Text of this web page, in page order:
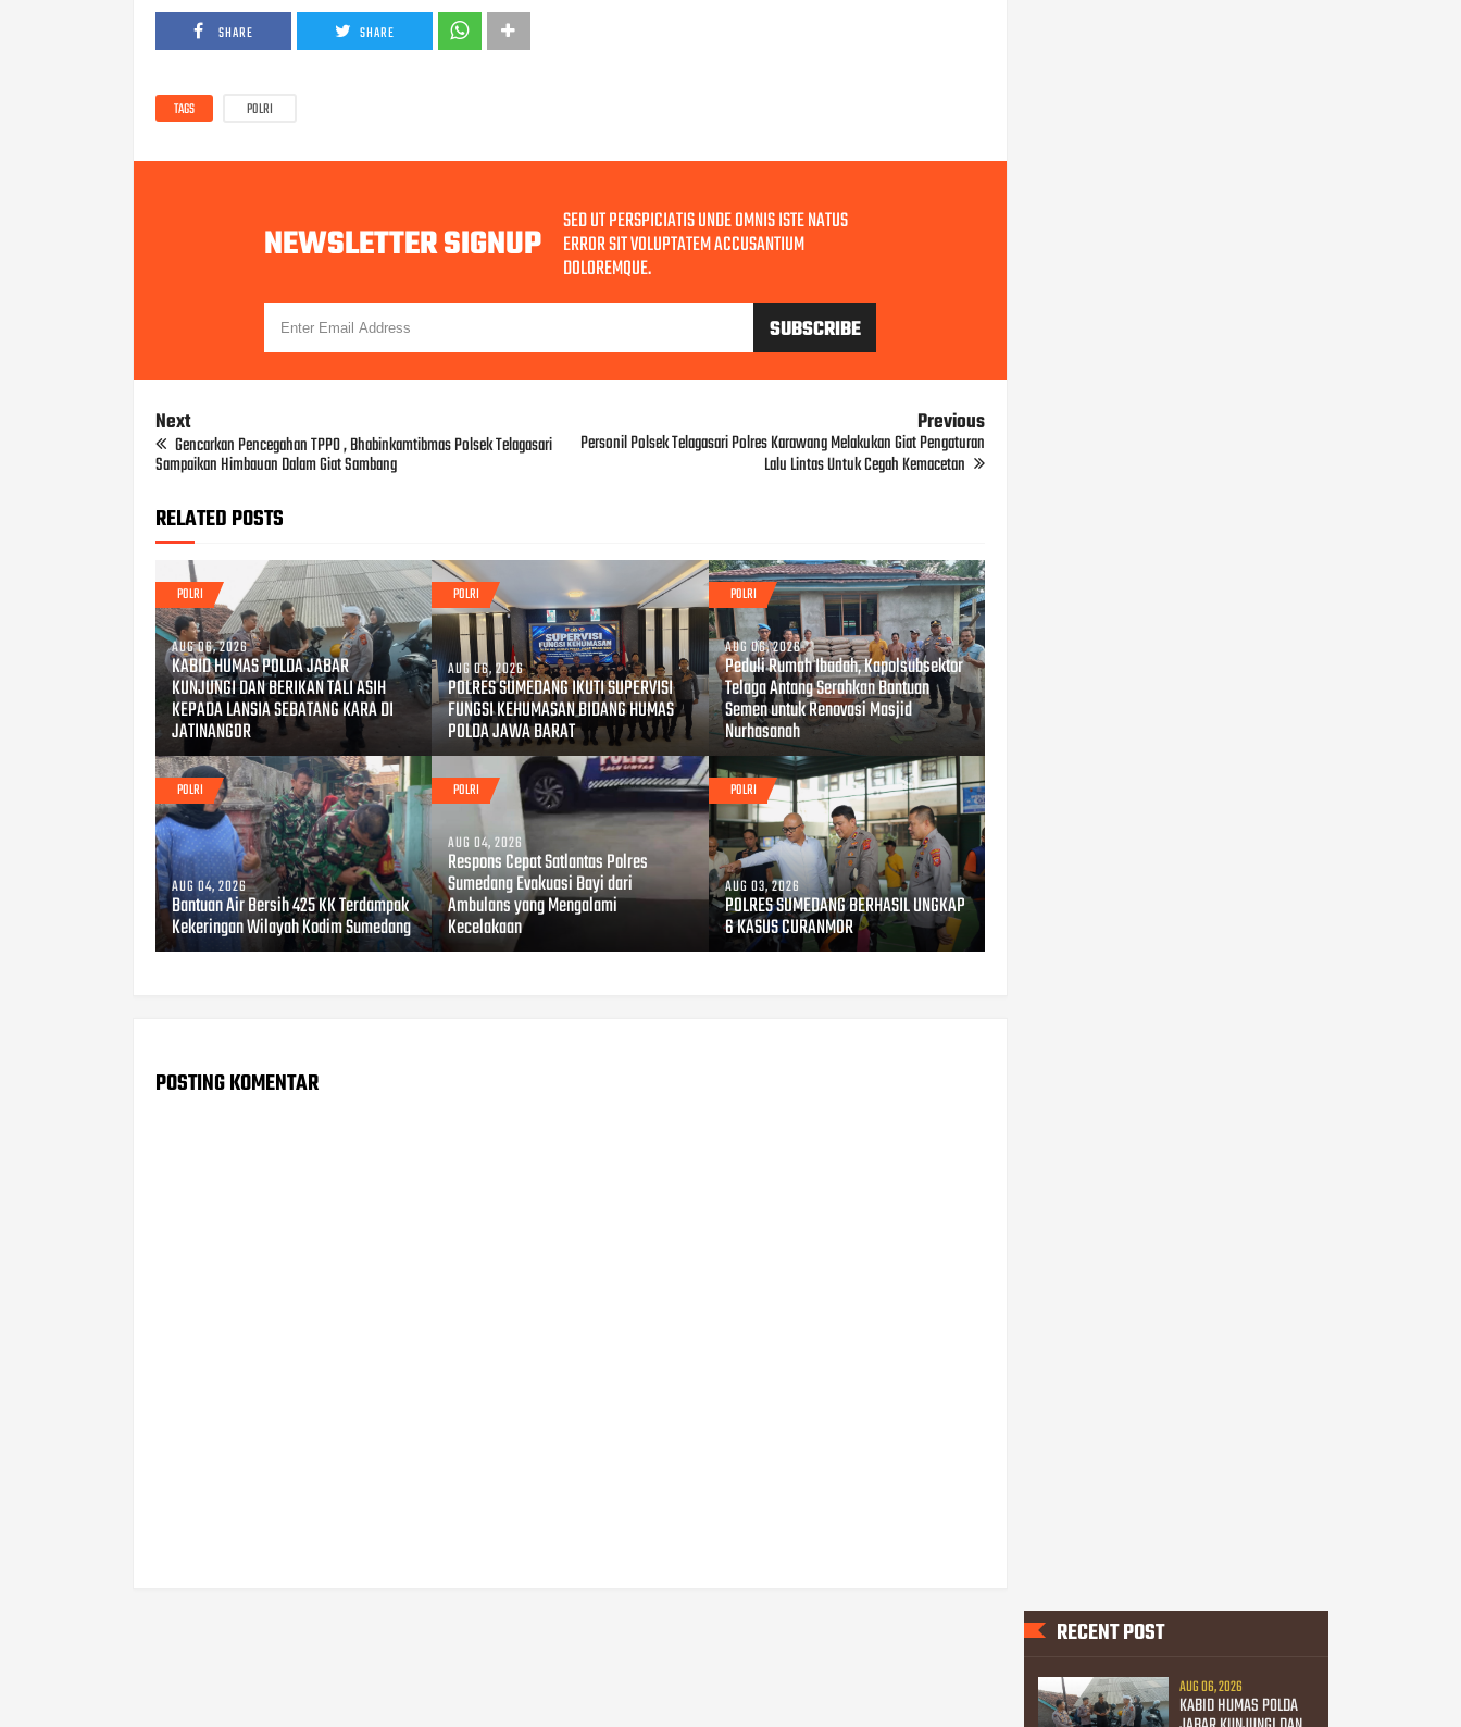
SHARE SHARE
TAGS POLRI
NEWSLETTER SIGNUP SED UT PERSPICIATIS UNDE OMNIS ISTE NATUS
ERROR SIT VOLUPTATEM ACCUSANTIUM
DOLOREMQUE.
Next
Gencarkan Pencegahan TPPO , Bhabinkamtibmas Polsek Telagasari
Sampaikan Himbauan Dalam Giat Sambang
Previous
Personil Polsek Telagasari Polres Karawang Melakukan Giat Pengaturan
Lalu Lintas Untuk Cegah Kemacetan
RELATED POSTS
POLRI
AUG 06, 2026
KABID HUMAS POLDA JABAR
KUNJUNGI DAN BERIKAN TALI ASIH
KEPADA LANSIA SEBATANG KARA DI
JATINANGOR
POLRI
AUG 06, 2026
POLRES SUMEDANG IKUTI SUPERVISI
FUNGSI KEHUMASAN BIDANG HUMAS
POLDA JAWA BARAT
POLRI
AUG 06, 2026
Peduli Rumah Ibadah, Kapolsubsektor
Telaga Antang Serahkan Bantuan
Semen untuk Renovasi Masjid
Nurhasanah
POLRI
AUG 04, 2026
Bantuan Air Bersih 425 KK Terdampak
Kekeringan Wilayah Kodim Sumedang
POLRI
AUG 04, 2026
Respons Cepat Satlantas Polres
Sumedang Evakuasi Bayi dari
Ambulans yang Mengalami
Kecelakaan
POLRI
AUG 03, 2026
POLRES SUMEDANG BERHASIL UNGKAP
6 KASUS CURANMOR
POSTING KOMENTAR
RECENT POST
AUG 06, 2026
KABID HUMAS POLDA